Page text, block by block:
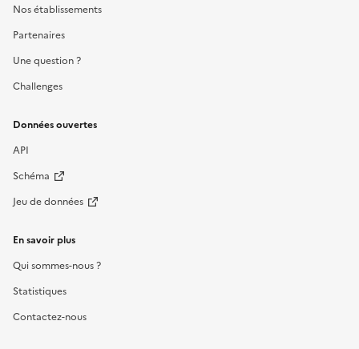
Nos établissements
Partenaires
Une question ?
Challenges
Données ouvertes
API
Schéma
Jeu de données
En savoir plus
Qui sommes-nous ?
Statistiques
Contactez-nous